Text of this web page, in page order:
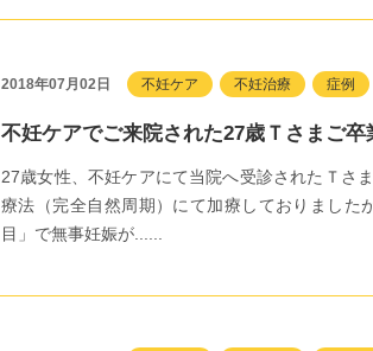
2018年07月02日 不妊ケア 不妊治療 症例
不妊ケアでご来院された27歳Ｔさまご卒
27歳女性、不妊ケアにて当院へ受診されたＴさ
療法（完全自然周期）にて加療しておりました
目」で無事妊娠が......